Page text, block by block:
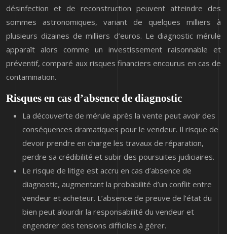
désinfection et de reconstruction peuvent atteindre des
sommes astronomiques, variant de quelques milliers à
plusieurs dizaines de milliers d’euros. Le diagnostic mérule
apparaît alors comme un investissement raisonnable et
préventif, comparé aux risques financiers encourus en cas de
contamination.
Risques en cas d’absence de diagnostic
La découverte de mérule après la vente peut avoir des
conséquences dramatiques pour le vendeur. Il risque de
devoir prendre en charge les travaux de réparation,
perdre sa crédibilité et subir des poursuites judiciaires.
Le risque de litige est accru en cas d’absence de
diagnostic, augmentant la probabilité d’un conflit entre
vendeur et acheteur. L’absence de preuve de l’état du
bien peut alourdir la responsabilité du vendeur et
engendrer des tensions difficiles à gérer.